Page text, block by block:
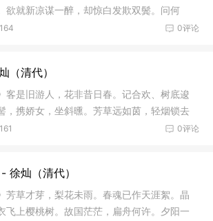
欲就新凉谋一醉，却惊白发欺双鬓。问何
0评论
164
（清代）
客是旧游人，花非昔日春。记合欢、树底逡
，携娇女，坐斜曛。芳草远如茵，轻烟锁去
0评论
161
徐灿（清代）
芳草才芽，梨花未雨。春魂已作天涯絮。晶
飞上樱桃树。故国茫茫，扁舟何许。夕阳一